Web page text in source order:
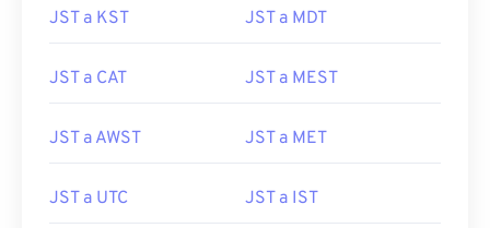
JST a KST JST a MDT
JST a CAT JST a MEST
JST a AWST JST a MET
JST a UTC JST a IST